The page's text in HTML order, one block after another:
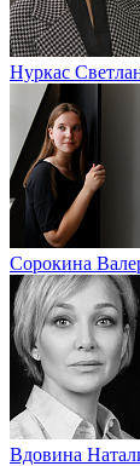
Нуркас
Сорокина
Вдовина